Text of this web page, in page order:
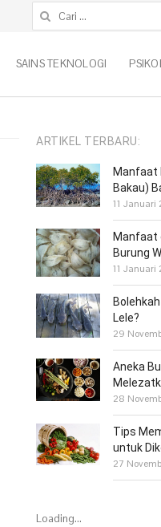
Cari untuk:
SAINS TEKNOLOGI
ARTIKEL TERBARU:
Manfaat
Bakau)
11 Januari
Manfaat
Burung
11 Januari
Lele?
29
Aneka
28
Tips
untuk
27
Loading...